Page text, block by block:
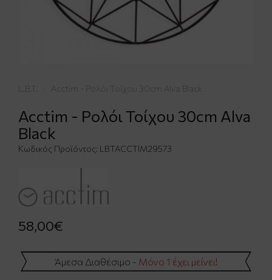
L.B.T. Acctim - Ρολόι Τοίχου 30cm Alva Black
Acctim - Ρολόι Τοίχου 30cm Alva
Black
Κωδικός Προϊόντος: LBTACCTIM29573
58,00€
Άμεσα Διαθέσιμο - Μόνο 1 έχει μείνει!